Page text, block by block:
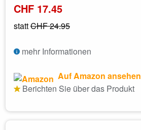
CHF 17.45
stattCHF 24.95
mehr Informationen
Auf Amazon ansehen
Berichten Sie über das Produkt